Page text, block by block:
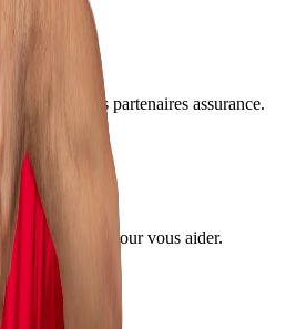
avec nos partenaires assurance.
tout moment pour vous aider.